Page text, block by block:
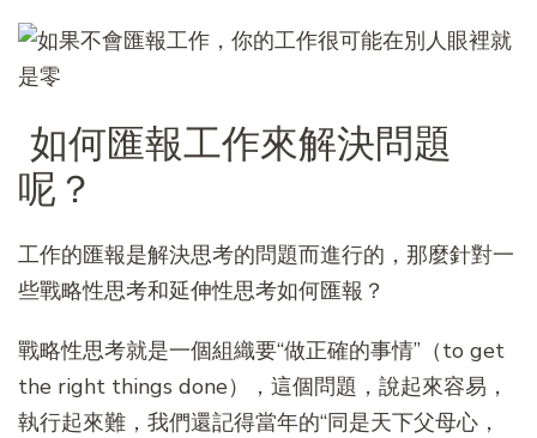
如何匯報工作來解決問題
呢？
工作的匯報是解決思考的問題而進行的，那麼針對一
些戰略性思考和延伸性思考如何匯報？
戰略性思考就是一個組織要“做正確的事情”（to get
the right things done），這個問題，說起來容易，
執行起來難，我們還記得當年的“同是天下父母心，